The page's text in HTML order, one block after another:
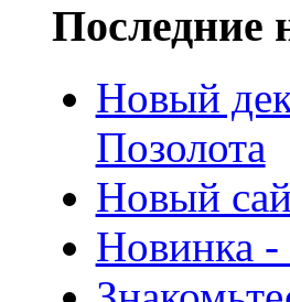
Последние
Новый
Позолота
Новый
Новинка